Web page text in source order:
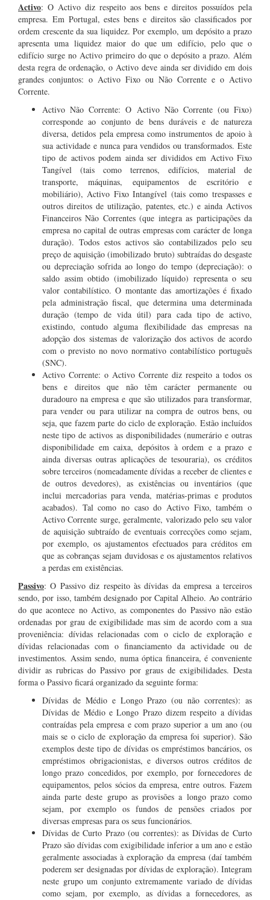
Activo: O Activo diz respeito aos bens e direitos possuídos pela
empresa. Em Portugal, estes bens e direitos são classificados por
ordem crescente da sua liquidez. Por exemplo, um depósito a prazo
apresenta uma liquidez maior do que um edifício, pelo que o
edifício surge no Activo primeiro do que o depósito a prazo. Além
desta regra de ordenação, o Activo deve ainda ser dividido em dois
grandes conjuntos: o Activo Fixo ou Não Corrente e o Activo
Corrente.
Activo Não Corrente: O Activo Não Corrente (ou Fixo)
corresponde ao conjunto de bens duráveis e de natureza
diversa, detidos pela empresa como instrumentos de apoio à
sua actividade e nunca para vendidos ou transformados. Este
tipo de activos podem ainda ser divididos em Activo Fixo
Tangível (tais como terrenos, edifícios, material de
transporte, máquinas, equipamentos de escritório e
mobiliário), Activo Fixo Intangível (tais como trespasses e
outros direitos de utilização, patentes, etc.) e ainda Activos
Financeiros Não Correntes (que integra as participações da
empresa no capital de outras empresas com carácter de longa
duração). Todos estos activos são contabilizados pelo seu
preço de aquisição (imobilizado bruto) subtraídas do desgaste
ou depreciação sofrida ao longo do tempo (depreciação): o
saldo assim obtido (imobilizado líquido) representa o seu
valor contabilístico. O montante das amortizações é fixado
pela administração fiscal, que determina uma determinada
duração (tempo de vida útil) para cada tipo de activo,
existindo, contudo alguma flexibilidade das empresas na
adopção dos sistemas de valorização dos activos de acordo
com o previsto no novo normativo contabilístico português
(SNC).
Activo Corrente: o Activo Corrente diz respeito a todos os
bens e direitos que não têm carácter permanente ou
duradouro na empresa e que são utilizados para transformar,
para vender ou para utilizar na compra de outros bens, ou
seja, que fazem parte do ciclo de exploração. Estão incluídos
neste tipo de activos as disponibilidades (numerário e outras
disponibilidade em caixa, depósitos à ordem e a prazo e
ainda diversas outras aplicações de tesouraria), os créditos
sobre terceiros (nomeadamente dívidas a receber de clientes e
de outros devedores), as existências ou inventários (que
inclui mercadorias para venda, matérias-primas e produtos
acabados). Tal como no caso do Activo Fixo, também o
Activo Corrente surge, geralmente, valorizado pelo seu valor
de aquisição subtraído de eventuais correcções como sejam,
por exemplo, os ajustamentos efectuados para créditos em
que as cobranças sejam duvidosas e os ajustamentos relativos
a perdas em existências.
Passivo: O Passivo diz respeito às dívidas da empresa a terceiros
sendo, por isso, também designado por Capital Alheio. Ao contrário
do que acontece no Activo, as componentes do Passivo não estão
ordenadas por grau de exigibilidade mas sim de acordo com a sua
proveniência: dívidas relacionadas com o ciclo de exploração e
dívidas relacionadas com o financiamento da actividade ou de
investimentos. Assim sendo, numa óptica financeira, é conveniente
dividir as rubricas do Passivo por graus de exigibilidades. Desta
forma o Passivo ficará organizado da seguinte forma:
Dívidas de Médio e Longo Prazo (ou não correntes): as
Dívidas de Médio e Longo Prazo dizem respeito a dívidas
contraídas pela empresa e com prazo superior a um ano (ou
mais se o ciclo de exploração da empresa foi superior). São
exemplos deste tipo de dívidas os empréstimos bancários, os
empréstimos obrigacionistas, e diversos outros créditos de
longo prazo concedidos, por exemplo, por fornecedores de
equipamentos, pelos sócios da empresa, entre outros. Fazem
ainda parte deste grupo as provisões a longo prazo como
sejam, por exemplo os fundos de pensões criados por
diversas empresas para os seus funcionários.
Dívidas de Curto Prazo (ou correntes): as Dívidas de Curto
Prazo são dívidas com exigibilidade inferior a um ano e estão
geralmente associadas à exploração da empresa (daí também
poderem ser designadas por dívidas de exploração). Integram
neste grupo um conjunto extremamente variado de dívidas
como sejam, por exemplo, as dívidas a fornecedores, as